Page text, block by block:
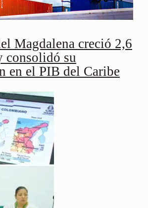
Magdalena creció 2,6
consolidó su
en el PIB del Caribe